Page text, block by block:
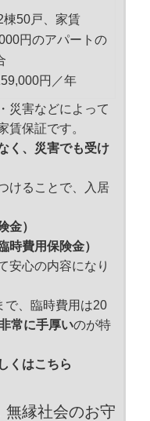
棟50戸、家賃
円のアパートの
円／年
災害などによって
賃保証です。
く、災害でも受け
けることで、入居
金）
時費用保険金）
安心の内容になり
で、臨時費用は20
常に手厚いのが特
くはこちら
無縁社会のお守